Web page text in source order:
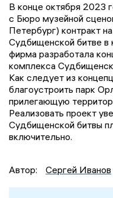
В конце октября 2023
с Бюро музейной
Петербург) контракт
Судбищенской битве в
фирма разработала
комплекса
Как следует из
благоустроить парк
прилегающую
Реализовать проект
Судбищенской битвы
включительно.
Автор: Сергей Иванов